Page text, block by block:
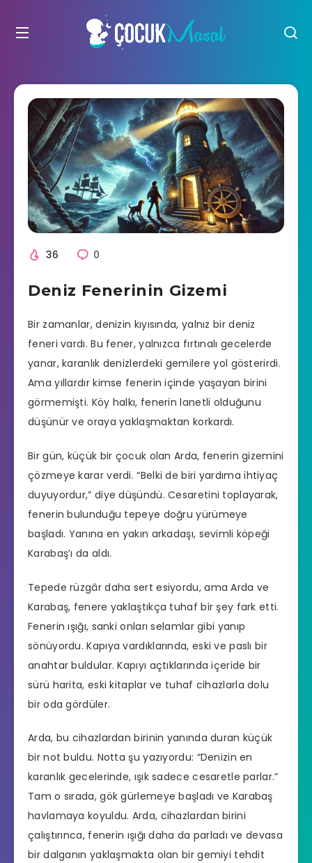
36 0
Deniz Fenerinin Gizemi
Bir zamanlar, denizin kıyısında, yalnız bir deniz
feneri vardı. Bu fener, yalnızca fırtınalı gecelerde
yanar, karanlık denizlerdeki gemilere yol gösterirdi.
Ama yıllardır kimse fenerin içinde yaşayan birini
görmemişti. Köy halkı, fenerin lanetli olduğunu
düşünür ve oraya yaklaşmaktan korkardı.
Bir gün, küçük bir çocuk olan Arda, fenerin gizemini
çözmeye karar verdi. “Belki de biri yardıma ihtiyaç
duyuyordur,” diye düşündü. Cesaretini toplayarak,
fenerin bulunduğu tepeye doğru yürümeye
başladı. Yanına en yakın arkadaşı, sevimli köpeği
Karabaş’ı da aldı.
Tepede rüzgâr daha sert esiyordu, ama Arda ve
Karabaş, fenere yaklaştıkça tuhaf bir şey fark etti.
Fenerin ışığı, sanki onları selamlar gibi yanıp
sönüyordu. Kapıya vardıklarında, eski ve paslı bir
anahtar buldular. Kapıyı açtıklarında içeride bir
sürü harita, eski kitaplar ve tuhaf cihazlarla dolu
bir oda gördüler.
Arda, bu cihazlardan birinin yanında duran küçük
bir not buldu. Notta şu yazıyordu: “Denizin en
karanlık gecelerinde, ışık sadece cesaretle parlar.”
Tam o sırada, gök gürlemeye başladı ve Karabaş
havlamaya koyuldu. Arda, cihazlardan birini
çalıştırınca, fenerin ışığı daha da parladı ve devasa
bir dalganın yaklaşmakta olan bir gemiyi tehdit